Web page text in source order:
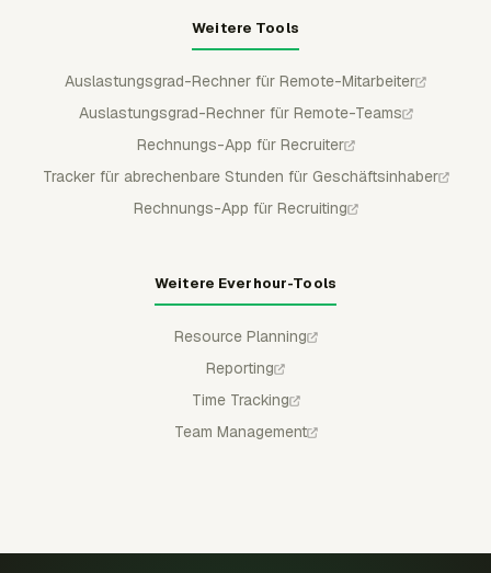
Weitere Tools
Auslastungsgrad-Rechner für Remote-Mitarbeiter
Auslastungsgrad-Rechner für Remote-Teams
Rechnungs-App für Recruiter
Tracker für abrechenbare Stunden für Geschäftsinhaber
Rechnungs-App für Recruiting
Weitere Everhour-Tools
Resource Planning
Reporting
Time Tracking
Team Management